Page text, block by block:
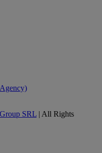
SRL | All Rights